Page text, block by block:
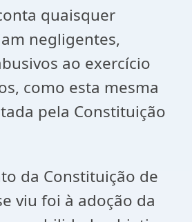
quaisquer
negligentes,
ao exercício
como esta mesma
pela Constituição
da Constituição de
viu foi à adoção da